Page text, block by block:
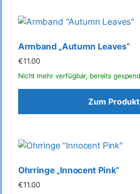
Armband „Autumn Leaves“
€11.00
Zum Produkt
Ohrringe „Innocent Pink“
€11.00